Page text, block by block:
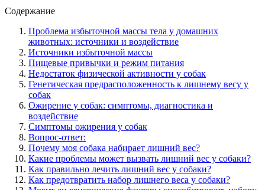
Содержание
Проблема избыточной массы тела у домашних
животных: источники и воздействие
Источники избыточной массы
Пищевые привычки и режим питания
Недостаток физической активности у собак
Генетическая предрасположенность к лишнему весу у
собак
Ожирение у собак: симптомы, диагностика и
воздействие
Симптомы ожирения у собак
Вопрос-ответ:
Почему моя собака набирает лишний вес?
Какие проблемы может вызвать лишний вес у собаки?
Как правильно лечить лишний вес у собаки?
Как предотвратить набор лишнего веса у собаки?